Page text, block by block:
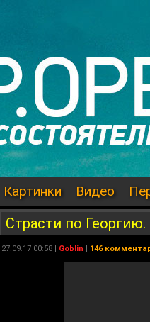
Картинки Видео
Страсти по
27.09.17 00:58 | Goblin | 146